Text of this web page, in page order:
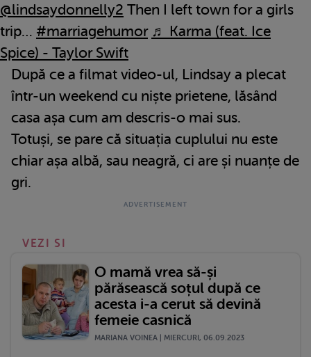
@lindsaydonnelly2 Then I left town for a girls
trip… #marriagehumor ♬ Karma (feat. Ice
Spice) - Taylor Swift
După ce a filmat video-ul, Lindsay a plecat
într-un weekend cu niște prietene, lăsând
casa așa cum am descris-o mai sus.
Totuși, se pare că situația cuplului nu este
chiar așa albă, sau neagră, ci are și nuanțe de
gri.
VEZI SI
O mamă vrea să-și
părăsească soțul după ce
acesta i-a cerut să devină
femeie casnică
MARIANA VOINEA | MIERCURI, 06.09.2023